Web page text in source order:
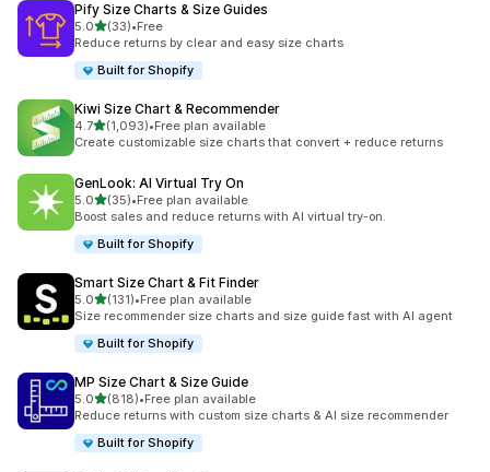
Pify Size Charts & Size Guides
5.0별 5개 중
(33)
총 리뷰 33개
•Free
Reduce returns by clear and easy size charts
Built for Shopify
Kiwi Size Chart & Recommender
4.7별 5개 중
(1,093)
총 리뷰 1093개
•Free plan available
Create customizable size charts that convert + reduce returns
GenLook: AI Virtual Try On
5.0별 5개 중
(35)
총 리뷰 35개
•Free plan available
Boost sales and reduce returns with AI virtual try-on.
Built for Shopify
Smart Size Chart & Fit Finder
5.0별 5개 중
(131)
총 리뷰 131개
•Free plan available
Size recommender size charts and size guide fast with AI agent
Built for Shopify
MP Size Chart & Size Guide
5.0별 5개 중
(818)
총 리뷰 818개
•Free plan available
Reduce returns with custom size charts & AI size recommender
Built for Shopify